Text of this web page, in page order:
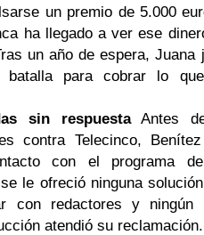
un premio de 5.000
ha llegado a ver ese
un año de espera, Juana
batalla para cobrar lo
sin respuestaAntes
contra Telecinco,
con el programa
le ofreció ninguna
con redactores y ningún
atendió su reclamación.